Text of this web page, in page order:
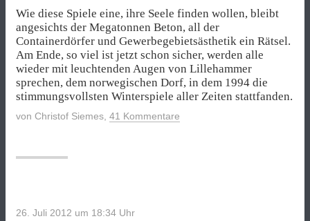
Wie diese Spiele eine, ihre Seele finden wollen, bleibt
angesichts der Megatonnen Beton, all der
Containerdörfer und Gewerbegebietsästhetik ein Rätsel.
Am Ende, so viel ist jetzt schon sicher, werden alle
wieder mit leuchtenden Augen von Lillehammer
sprechen, dem norwegischen Dorf, in dem 1994 die
stimmungsvollsten Winterspiele aller Zeiten stattfanden.
von Christof Siemes 41 Kommentare
26. Juli 2012 um 18:34 Uhr